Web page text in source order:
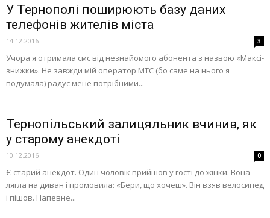
У Тернополі поширюють базу даних
телефонів жителів міста
14.12.2016 3
Учора я отримала смс від незнайомого абонента з назвою «Максі-
знижки». Не завжди мій оператор МТС (бо саме на нього я
подумала) радує мене потрібними...
Тернопільський залицяльник вчинив, як
у старому анекдоті
10.12.2016 0
Є старий анекдот. Один чоловік прийшов у гості до жінки. Вона
лягла на диван і промовила: «Бери, що хочеш». Він взяв велосипед
і пішов. Напевне...